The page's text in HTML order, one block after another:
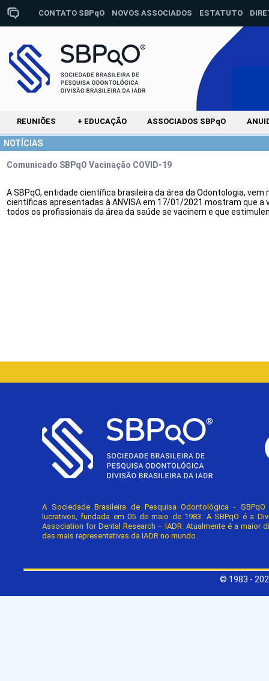
CONTATO SBPqO NOVOS ASSOCIADOS ESTATUTO
REUNIÕES + EDUCAÇÃO ASSOCIADOS SBPqO
NOTÍCIAS
Comunicado SBPqO Vacinação COVID-19
A SBPqO, entidade científica brasileira da área da Odontologia,
científicas apresentadas à ANVISA em 17/01/2021 mostram que
todos os profissionais da área da saúde se vacinem e que
A Sociedade Brasileira de Pesquisa Odontológica -
lucrativos, fundada em 05 de maio de 1983. A SBPqO é a
Association for Dental Research – IADR. Atualmente é a maior
das mais representativas da IADR no mundo.
© 1983 -